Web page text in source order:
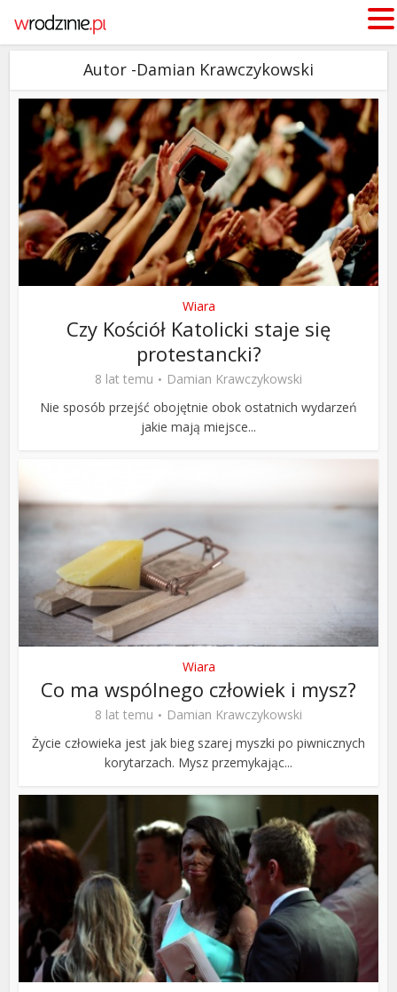
Autor -Damian Krawczykowski
Wiara
Czy Kościół Katolicki staje się
protestancki?
8 lat temu
Damian Krawczykowski
Nie sposób przejść obojętnie obok ostatnich wydarzeń
jakie mają miejsce...
Wiara
Co ma wspólnego człowiek i mysz?
8 lat temu
Damian Krawczykowski
Życie człowieka jest jak bieg szarej myszki po piwnicznych
korytarzach. Mysz przemykając...